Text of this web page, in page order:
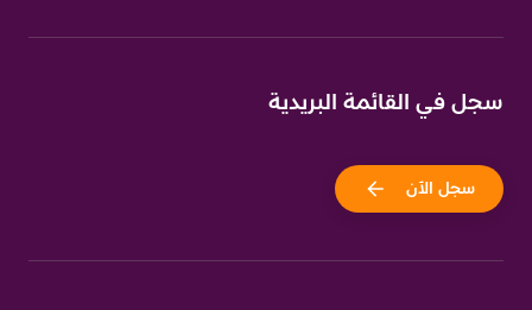
سجل في القائمة البريدية
سجل الآن